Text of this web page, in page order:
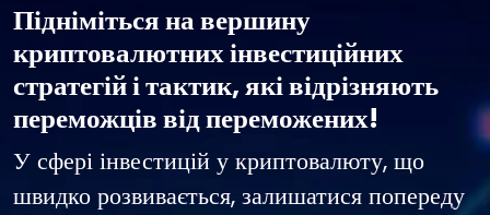
Підніміться на вершину
криптовалютних інвестиційних
стратегій і тактик, які відрізняють
переможців від переможених!
У сфері інвестицій у криптовалюту, що
швидко розвивається, залишатися попереду